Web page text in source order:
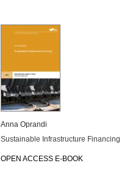
Anna Opran­di
Sustainable In­fra­struc­tu­re Fi­nan­cing
OPEN AC­CESS E-BOOK